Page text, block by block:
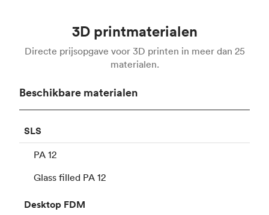
3D printmaterialen
Directe prijsopgave voor 3D printen in meer dan 25
materialen.
Beschikbare materialen
SLS
PA 12
Glass filled PA 12
Desktop FDM